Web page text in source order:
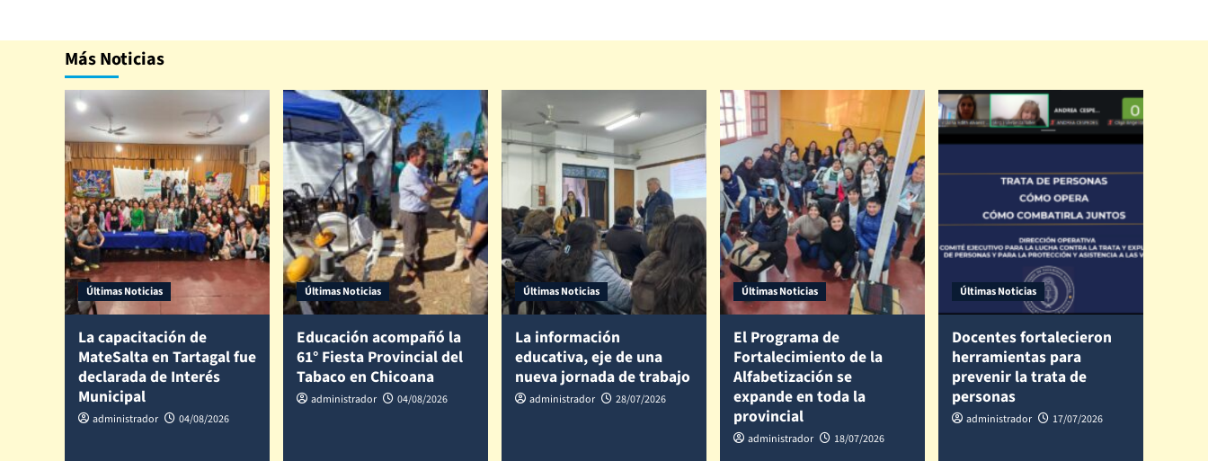
Más Noticias
Últimas Noticias
La capacitación de
MateSalta en Tartagal fue
declarada de Interés
Municipal
administrador 04/08/2026
Últimas Noticias
Educación acompañó la
61° Fiesta Provincial del
Tabaco en Chicoana
administrador 04/08/2026
Últimas Noticias
La información
educativa, eje de una
nueva jornada de trabajo
administrador 28/07/2026
Últimas Noticias
El Programa de
Fortalecimiento de la
Alfabetización se
expande en toda la
provincial
administrador 18/07/2026
Últimas Noticias
Docentes fortalecieron
herramientas para
prevenir la trata de
personas
administrador 17/07/2026